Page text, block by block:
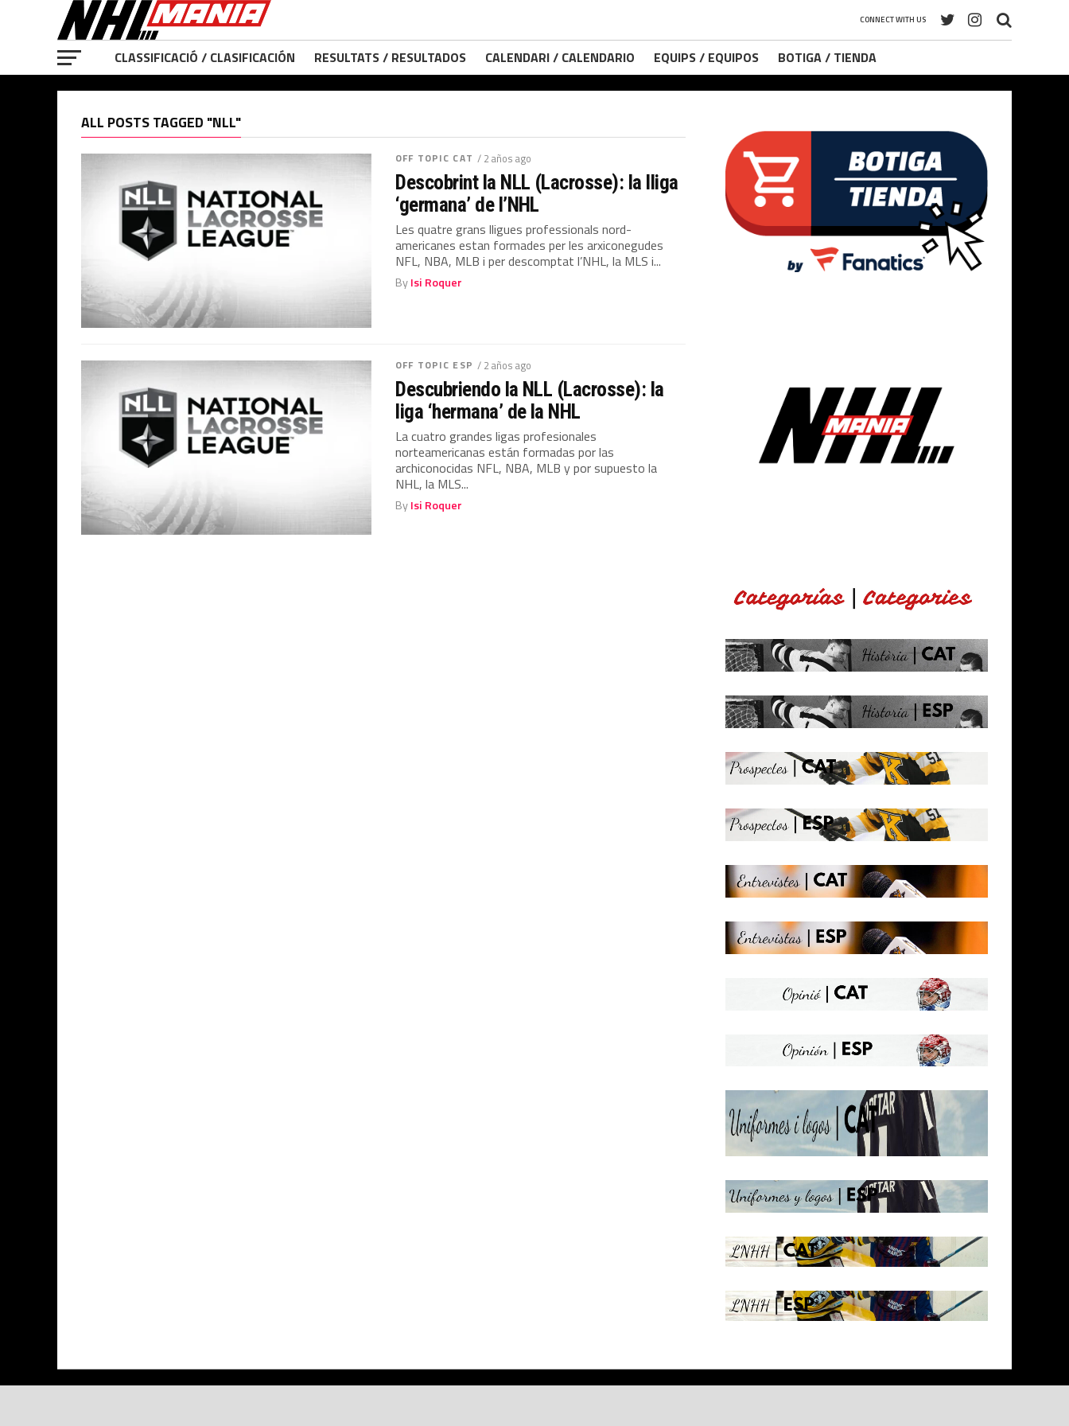
CONNECT WITH US
CLASSIFICACIÓ / CLASIFICACIÓN RESULTATS / RESULTADOS CALENDARI / CALENDARIO EQUIPS / EQUIPOS BOTIGA / TIENDA
ALL POSTS TAGGED "NLL"
OFF TOPIC CAT / 2 años ago
Descobrint la NLL (Lacrosse): la lliga
‘germana’ de l’NHL
Les quatre grans lligues professionals nord-
americanes estan formades per les arxiconegudes
NFL, NBA, MLB i per descomptat l’NHL, la MLS i...
ByIsi Roquer
OFF TOPIC ESP / 2 años ago
Descubriendo la NLL (Lacrosse): la
liga ‘hermana’ de la NHL
La cuatro grandes ligas profesionales
norteamericanas están formadas por las
archiconocidas NFL, NBA, MLB y por supuesto la
NHL, la MLS...
ByIsi Roquer